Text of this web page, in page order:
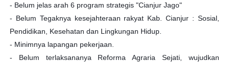
- Belum jelas arah 6 program strategis "Cianjur Jago"
- Belum Tegaknya kesejahteraan rakyat Kab. Cianjur : Sosial,
Pendidikan, Kesehatan dan Lingkungan Hidup.
- Minimnya lapangan pekerjaan.
- Belum terlaksananya Reforma Agraria Sejati, wujudkan